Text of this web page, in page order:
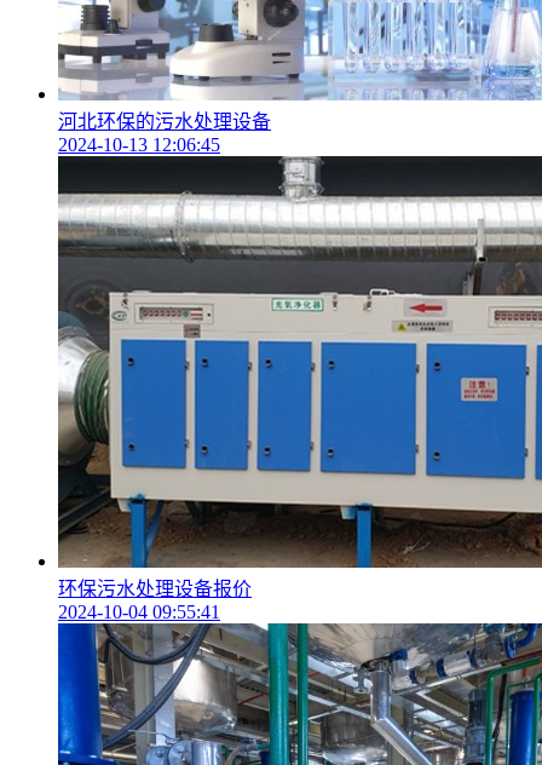
河北环保的污水处理设备
2024-10-13 12:06:45
环保污水处理设备报价
2024-10-04 09:55:41